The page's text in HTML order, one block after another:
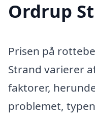
Ordrup
Prisen på
Strand varierer
faktorer,
problemet,